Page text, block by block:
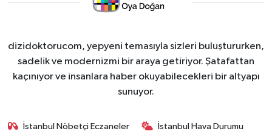
dizidoktorucom, yepyeni temasıyla sizleri buluştururken,
sadelik ve modernizmi bir araya getiriyor. Şatafattan
kaçınıyor ve insanlara haber okuyabilecekleri bir altyapı
sunuyor.
İstanbul Nöbetçi Eczaneler İstanbul Hava Durumu